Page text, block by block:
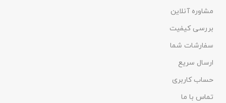
مشاوره آنلاین
بررسی کیفیت
سفارشات شما
ارسال سریع
حساب کاربری
تماس با ما